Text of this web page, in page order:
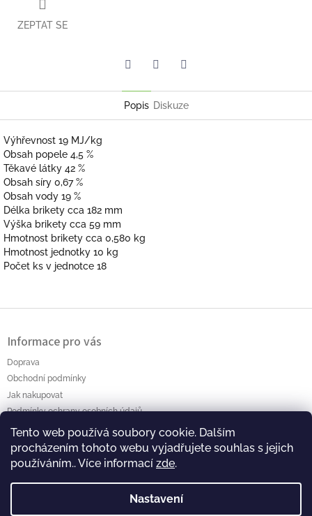
Tento web používá soubory cookie. Dalším
procházením tohoto webu vyjadřujete souhlas s jejich
používáním.. Více informací zde.
Nastavení
ZEPTAT SE
Popis Diskuze
Výhřevnost 19 MJ/kg
Obsah popele 4,5 %
Těkavé látky 42 %
Obsah síry 0,67 %
Obsah vody 19 %
Délka brikety cca 182 mm
Výška brikety cca 59 mm
Hmotnost brikety cca 0,580 kg
Hmotnost jednotky 10 kg
Počet ks v jednotce 18
Informace pro vás
Doprava
Obchodní podmínky
Jak nakupovat
Podmínky ochrany osobních údajů
Polanský AB s.r.o. Myslíkova 4 Pacov 395 01 Ič.: 01464256